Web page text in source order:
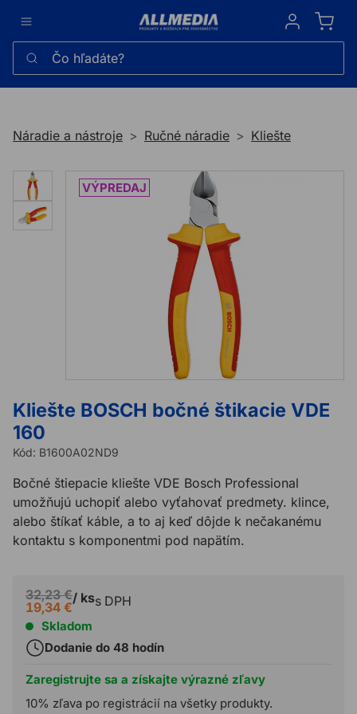
Sign in
Čo hľadáte?
Náradie a nástroje Ručné náradie Kliešte
Kliešte BOSCH bočné štikacie VDE
160
Kód: B1600A02ND9
Bočné štiepacie kliešte VDE Bosch Professional
umožňujú uchopiť alebo vyťahovať predmety. klince,
alebo štíkať káble, a to aj keď dôjde k nečakanému
kontaktu s komponentmi pod napätím.
32,23 €
19,34 €
/ kss DPH
Skladom
Dodanie do 48 hodín
Zaregistrujte sa a získajte výrazné zľavy
10% zľava po registrácií na všetky produkty.